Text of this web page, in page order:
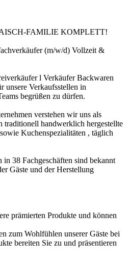
FAMILIE KOMPLETT!
(m/w/d) Vollzeit &
l Verkäufer Backwaren
Verkaufsstellen in
begrüßen zu dürfen.
verstehen wir uns als
traditionell handwerklich hergestellte
Kuchenspezialitäten , täglich
38 Fachgeschäften sind bekannt
Gäste und der Herstellung
prämierten Produkte und können
zum Wohlfühlen unserer Gäste bei
bereiten Sie zu und präsentieren